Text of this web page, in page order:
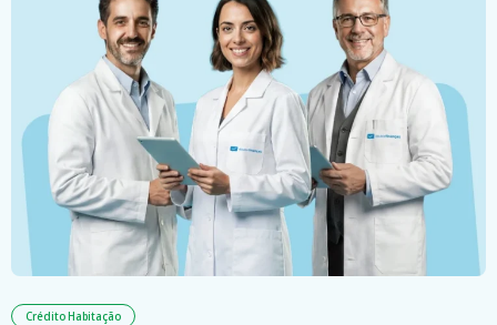
Crédito Habitação